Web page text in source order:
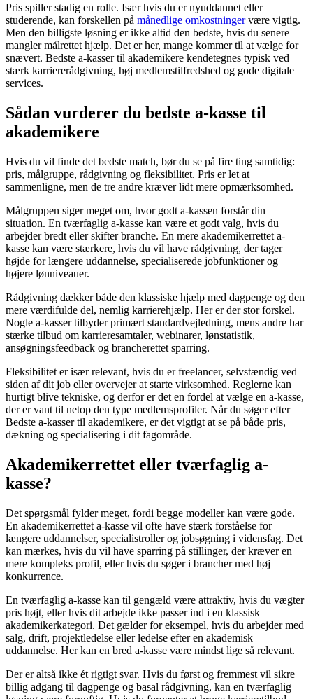
Pris spiller stadig en rolle. Især hvis du er nyuddannet eller
studerende, kan forskellen på månedlige omkostningervære vigtig.
Men den billigste løsning er ikke altid den bedste, hvis du senere
mangler målrettet hjælp. Det er her, mange kommer til at vælge for
snævert. Bedste a-kasser til akademikere kendetegnes typisk ved
stærk karriererådgivning, høj medlemstilfredshed og gode digitale
services.
Sådan vurderer du bedste a-kasse til
akademikere
Hvis du vil finde det bedste match, bør du se på fire ting samtidig:
pris, målgruppe, rådgivning og fleksibilitet. Pris er let at
sammenligne, men de tre andre kræver lidt mere opmærksomhed.
Målgruppen siger meget om, hvor godt a-kassen forstår din
situation. En tværfaglig a-kasse kan være et godt valg, hvis du
arbejder bredt eller skifter branche. En mere akademikerrettet a-
kasse kan være stærkere, hvis du vil have rådgivning, der tager
højde for længere uddannelse, specialiserede jobfunktioner og
højere lønniveauer.
Rådgivning dækker både den klassiske hjælp med dagpenge og den
mere værdifulde del, nemlig karrierehjælp. Her er der stor forskel.
Nogle a-kasser tilbyder primært standardvejledning, mens andre har
stærke tilbud om karrieresamtaler, webinarer, lønstatistik,
ansøgningsfeedback og brancherettet sparring.
Fleksibilitet er især relevant, hvis du er freelancer, selvstændig ved
siden af dit job eller overvejer at starte virksomhed. Reglerne kan
hurtigt blive tekniske, og derfor er det en fordel at vælge en a-kasse,
der er vant til netop den type medlemsprofiler. Når du søger efter
Bedste a-kasser til akademikere, er det vigtigt at se på både pris,
dækning og specialisering i dit fagområde.
Akademikerrettet eller tværfaglig a-
kasse?
Det spørgsmål fylder meget, fordi begge modeller kan være gode.
En akademikerrettet a-kasse vil ofte have stærk forståelse for
længere uddannelser, specialistroller og jobsøgning i vidensfag. Det
kan mærkes, hvis du vil have sparring på stillinger, der kræver en
mere kompleks profil, eller hvis du søger i brancher med høj
konkurrence.
En tværfaglig a-kasse kan til gengæld være attraktiv, hvis du vægter
pris højt, eller hvis dit arbejde ikke passer ind i en klassisk
akademikerkategori. Det gælder for eksempel, hvis du arbejder med
salg, drift, projektledelse eller ledelse efter en akademisk
uddannelse. Her kan en bred a-kasse være mindst lige så relevant.
Der er altså ikke ét rigtigt svar. Hvis du først og fremmest vil sikre
billig adgang til dagpenge og basal rådgivning, kan en tværfaglig